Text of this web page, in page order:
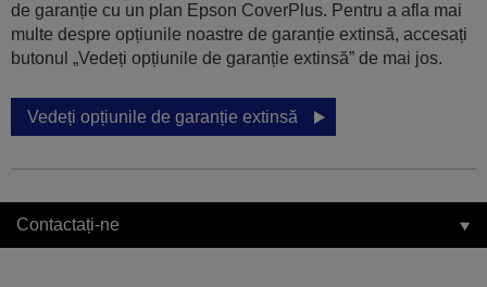
de garanție cu un plan Epson CoverPlus. Pentru a afla mai
multe despre opțiunile noastre de garanție extinsă, accesați
butonul „Vedeți opțiunile de garanție extinsă” de mai jos.
Vedeți opțiunile de garanție extinsă
Contactați-ne